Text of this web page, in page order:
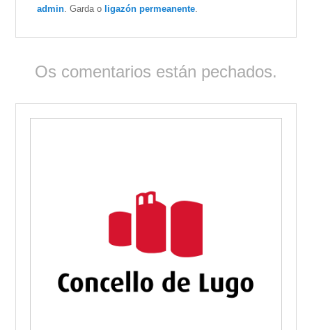
admin . Garda o ligazón permeanente
Os comentarios están pechados.